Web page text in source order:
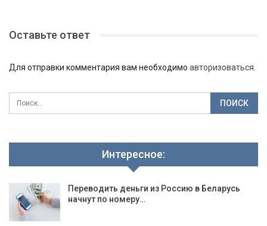
Оставьте ответ
Для отправки комментария вам необходимо авторизоваться
Интересное:
Переводить деньги из Россию в Беларусь
начнут по номеру…